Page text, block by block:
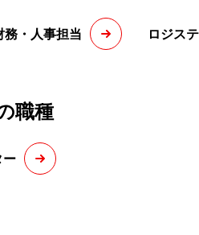
務・人事担当 ロジス
職種
ー